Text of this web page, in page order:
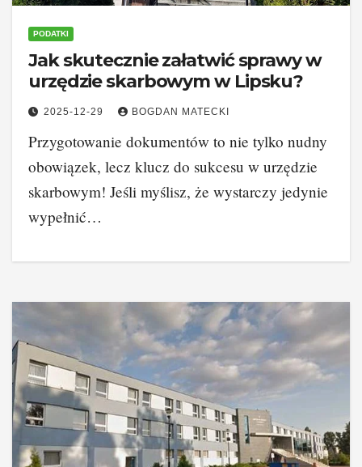
PODATKI
Jak skutecznie załatwić sprawy w
urzędzie skarbowym w Lipsku?
2025-12-29 BOGDAN MATECKI
Przygotowanie dokumentów to nie tylko nudny
obowiązek, lecz klucz do sukcesu w urzędzie
skarbowym! Jeśli myślisz, że wystarczy jedynie
wypełnić…